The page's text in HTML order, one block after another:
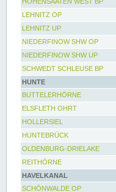
LEHNITZ OP
LEHNITZ UP
NIEDERFINOW SHW OP
NIEDERFINOW SHW UP
SCHWEDT SCHLEUSE BP
HUNTE
BUTTELERHÖRNE
ELSFLETH OHRT
HOLLERSIEL
HUNTEBRÜCK
OLDENBURG-DRIELAKE
REITHÖRNE
HAVELKANAL
SCHÖNWALDE OP